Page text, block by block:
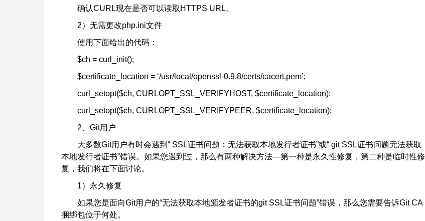
确认CURL现在是否可以读取HTTPS URL。
2）无需更改php.ini文件
使用下面给出的代码：
$ch = curl_init();
$certificate_location = ‘/usr/local/openssl-0.9.8/certs/cacert.pem’;
curl_setopt($ch, CURLOPT_SSL_VERIFYHOST, $certificate_location);
curl_setopt($ch, CURLOPT_SSL_VERIFYPEER, $certificate_location);
2、Git用户
大多数Git用户有时会遇到“ SSL证书问题：无法获取本地发行者证书”或“ git SSL证书问题无法获取
本地发行者证书”错误。如果您遇到过，那么有两种解决方法—第一种是永久性修复，第二种是临时性修
复，我们将在下面讨论。
1）永久修复
如果您是面向Git用户的“无法获取本地颁发者证书的git SSL证书问题”错误，那么您需要告诉Git CA
捆绑包位于何处。